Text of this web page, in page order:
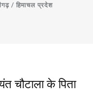
/ हिमाचल प्रदेश
चौटाला के पिता